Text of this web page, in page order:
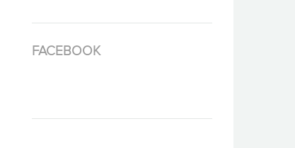
FACEBOOK